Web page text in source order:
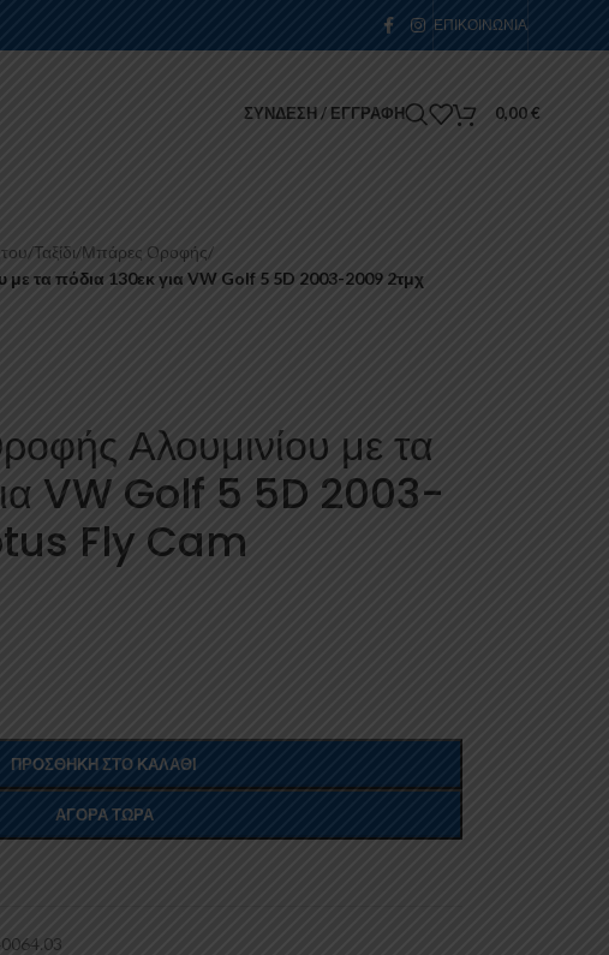
ΕΠΙΚΟΙΝΩΝΊΑ
ΣΎΝΔΕΣΗ / ΕΓΓΡΑΦΉ 0,00€
/Ταξίδι/Μπάρες Οροφής/
τα πόδια 130εκ για VW Golf 5 5D 2003-2009 2τμχ
Αλουμινίου με τα
VW Golf 5 5D 2003-
Fly Cam
ΠΡΟΣΘΉΚΗ ΣΤΟ ΚΑΛΆΘΙ
ΑΓΟΡΆ ΤΏΡΑ